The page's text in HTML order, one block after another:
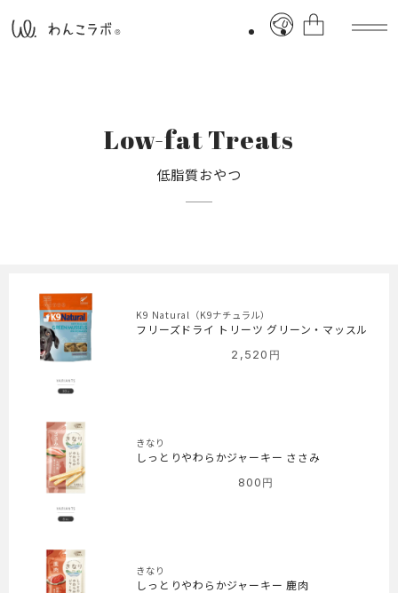
Low-fat Treats
低脂質おやつ
K9 Natural（K9ナチュラル）
フリーズドライ トリーツ グリーン・マッスル
2,520 円
きなり
しっとりやわらかジャーキー ささみ
800 円
きなり
しっとりやわらかジャーキー 鹿肉